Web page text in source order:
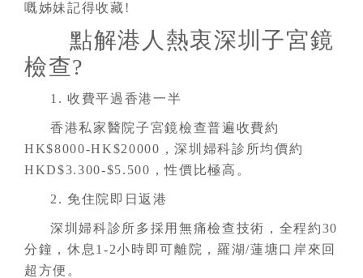
嘅姊妹記得收藏!
點解港人熱衷深圳子宮鏡
檢查?
1. 收費平過香港一半
香港私家醫院子宮鏡檢查普遍收費約
HK$8000-HK$20000，深圳婦科診所均價約
HKD$3.300-$5.500，性價比極高。
2. 免住院即日返港
深圳婦科診所多採用無痛檢查技術，全程約30
分鐘，休息1-2小時即可離院，羅湖/蓮塘口岸來回
超方便。